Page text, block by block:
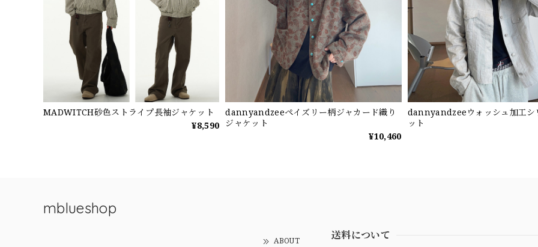
MADWITCH砂色ストライプ長袖ジャケット
¥8,590
dannyandzeeペイズリー柄ジャカード織り
ジャケット
¥10,460
dannyandzeeウォッシュ加工シ
ット
mblueshop
ABOUT 送料について